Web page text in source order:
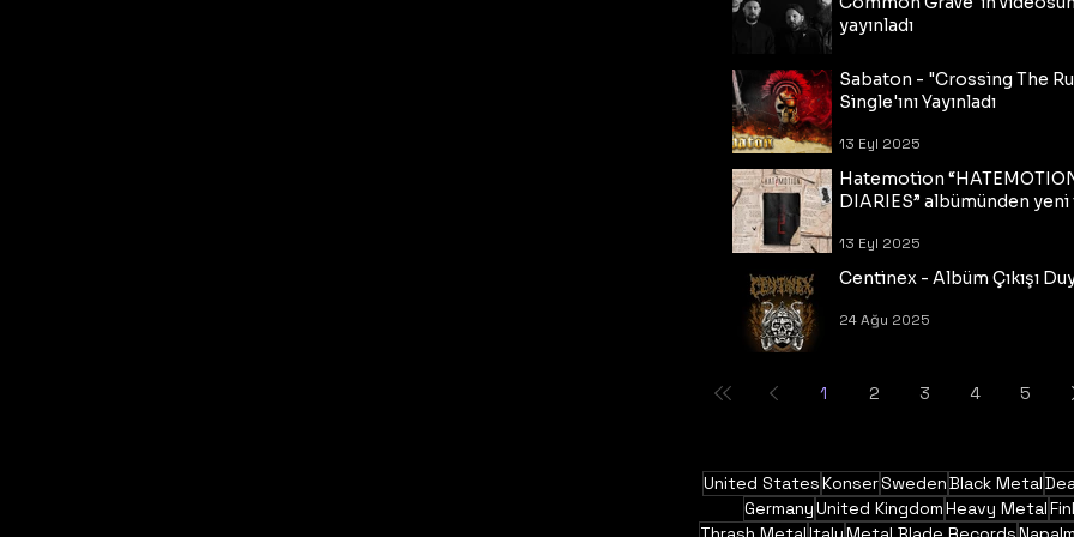
yayınladı
Sabaton - "Crossing The
Single'ını Yayınladı
13 Eyl 2025
Hatemotion
DIARIES” albümünden
13 Eyl 2025
Centinex - Albüm Çıkışı
24 Ağu 2025
1 2 3 4 5
United StatesKonserSwedenBlack Metal
GermanyUnited KingdomHeavy Metal